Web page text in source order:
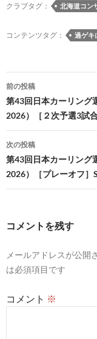
クラブタグ： 北海道コン
コンテンツタグ： 過ゲキ
投
稿
ナ
ビ
ゲ
ー
ョ
ン
前の投稿
第43回日本カーリング
2026）［２次予選3試
次の投稿
第43回日本カーリング
2026）［プレーオフ］
コメントを残す
メールアドレスが公開
は必須項目です
コメント ※